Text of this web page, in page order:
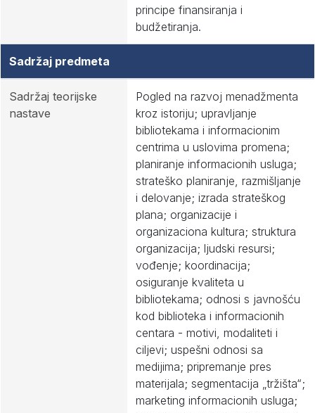
principe finansiranja i
budžetiranja.
Sadržaj predmeta
Sadržaj teorijske
nastave
Pogled na razvoj menadžmenta
kroz istoriju; upravljanje
bibliotekama i informacionim
centrima u uslovima promena;
planiranje informacionih usluga;
strateško planiranje, razmišljanje
i delovanje; izrada strateškog
plana; organizacije i
organizaciona kultura; struktura
organizacija; ljudski resursi;
vođenje; koordinacija;
osiguranje kvaliteta u
bibliotekama; odnosi s javnošću
kod biblioteka i informacionih
centara - motivi, modaliteti i
ciljevi; uspešni odnosi sa
medijima; pripremanje pres
materijala; segmentacija „tržišta“;
marketing informacionih usluga;